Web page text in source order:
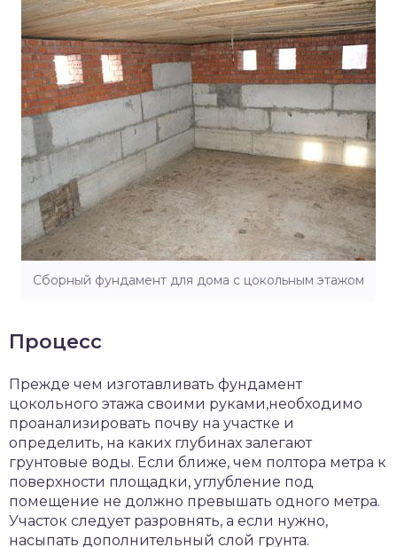
Сборный фундамент для дома с цокольным этажом
Процесс
Прежде чем изготавливать фундамент
цокольного этажа своими руками,необходимо
проанализировать почву на участке и
определить, на каких глубинах залегают
грунтовые воды. Если ближе, чем полтора метра к
поверхности площадки, углубление под
помещение не должно превышать одного метра.
Участок следует разровнять, а если нужно,
насыпать дополнительный слой грунта.